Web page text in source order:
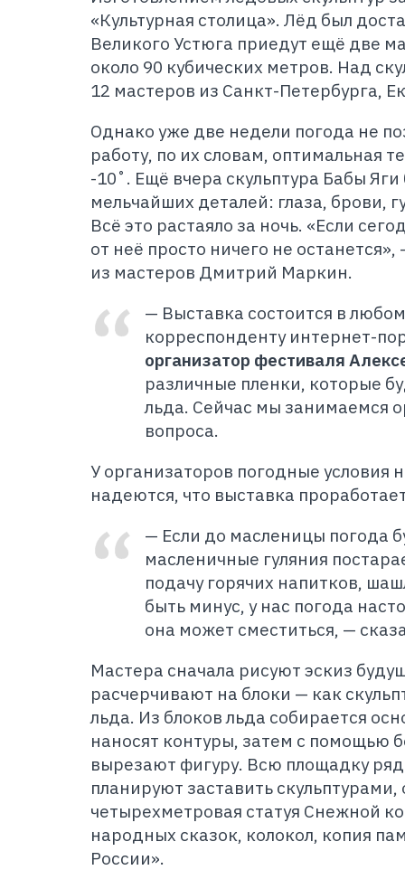
«Культурная столица». Лёд был
Великого Устюга приедут ещё две
около 90 кубических метров. Над
12 мастеров из Санкт-Петербурга,
Однако уже две недели погода не
работу, по их словам, оптимальная
-10˚. Ещё вчера скульптура Бабы
мельчайших деталей: глаза, брови,
Всё это растаяло за ночь. «Если
от неё просто ничего не
из мастеров Дмитрий Маркин.
— Выставка состоится в
корреспонденту интернет-
организатор фестиваля
различные пленки, которые
льда. Сейчас мы занимаемся
вопроса.
У организаторов погодные
надеются, что выставка
— Если до масленицы погода
масленичные гуляния
подачу горячих напитков,
быть минус, у нас погода
она может сместиться, —
Мастера сначала рисуют эскиз
расчерчивают на блоки — как
льда. Из блоков льда собирается
наносят контуры, затем с помощью
вырезают фигуру. Всю площадку
планируют заставить
четырехметровая статуя Снежной
народных сказок, колокол, копия
России».